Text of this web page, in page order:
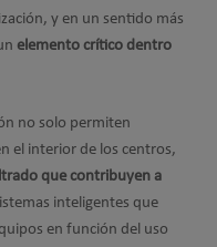
y en un sentido más
elemento crítico dentro
no solo permiten
el interior de los centros,
que contribuyen a
inteligentes que
en función del uso